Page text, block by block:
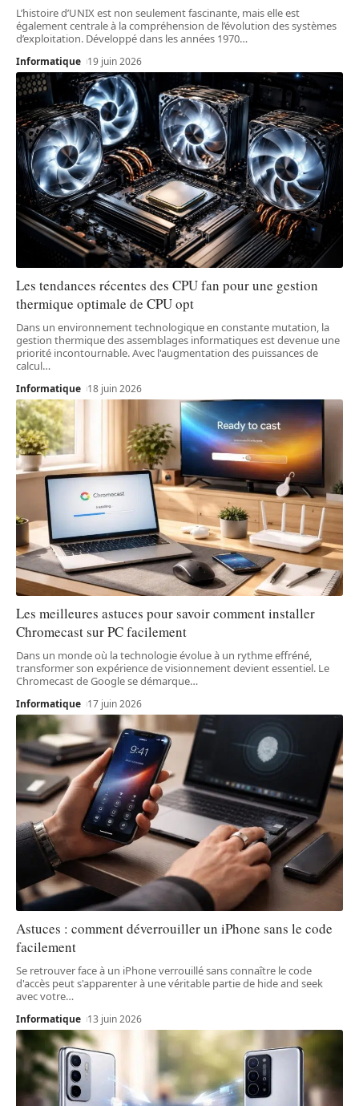
L’histoire d’UNIX est non seulement fascinante, mais elle est
également centrale à la compréhension de l’évolution des systèmes
d’exploitation. Développé dans les années 1970…
Informatique 19 juin 2026
Les tendances récentes des CPU fan pour une gestion
thermique optimale de CPU opt
Dans un environnement technologique en constante mutation, la
gestion thermique des assemblages informatiques est devenue une
priorité incontournable. Avec l'augmentation des puissances de
calcul…
Informatique 18 juin 2026
Les meilleures astuces pour savoir comment installer
Chromecast sur PC facilement
Dans un monde où la technologie évolue à un rythme effréné,
transformer son expérience de visionnement devient essentiel. Le
Chromecast de Google se démarque…
Informatique 17 juin 2026
Astuces : comment déverrouiller un iPhone sans le code
facilement
Se retrouver face à un iPhone verrouillé sans connaître le code
d'accès peut s'apparenter à une véritable partie de hide and seek
avec votre…
Informatique 13 juin 2026